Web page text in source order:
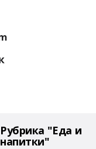
Рубрика "Еда и
напитки"